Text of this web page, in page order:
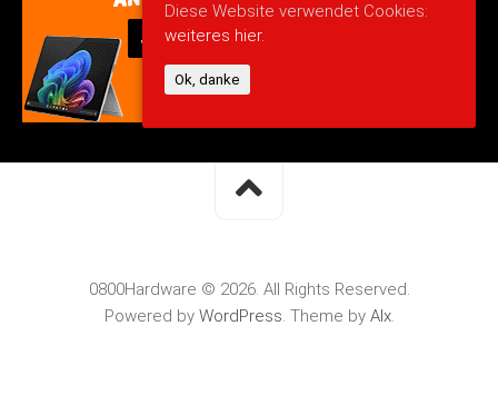
0800Hardware © 2026. All Rights Reserved.
Powered by WordPress. Theme by Alx.
Diese Website verwendet Cookies:
weiteres hier.
Ok, danke